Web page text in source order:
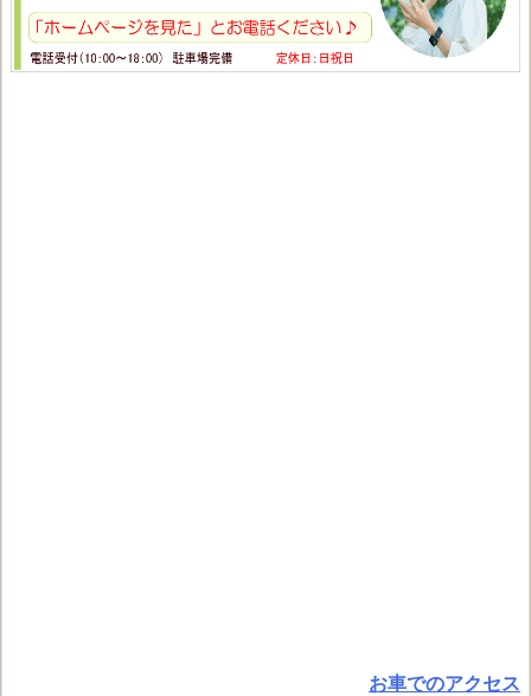
お車でのアクセス